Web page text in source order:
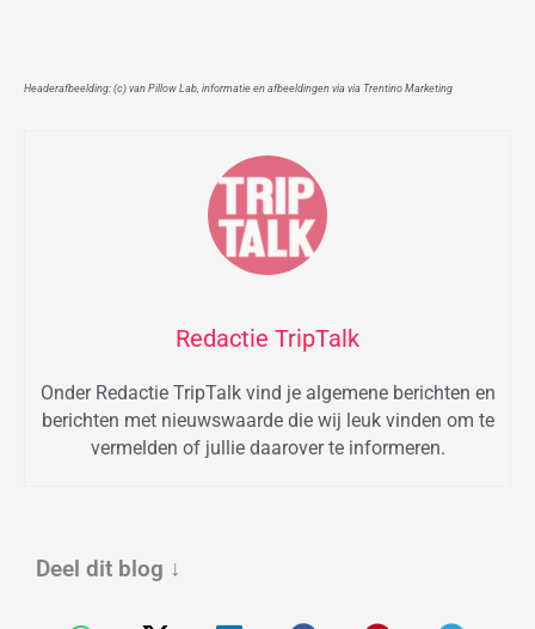
Headerafbeelding: (c) van Pillow Lab, informatie en afbeeldingen via via Trentino Marketing
Redactie TripTalk
Onder Redactie TripTalk vind je algemene berichten en
berichten met nieuwswaarde die wij leuk vinden om te
vermelden of jullie daarover te informeren.
Deel dit blog ↓